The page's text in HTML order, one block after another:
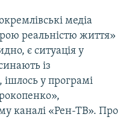
медіа
реальністю життя»
є ситуація у
із
ішлось у програмі
каналі «Рен-ТВ». Про